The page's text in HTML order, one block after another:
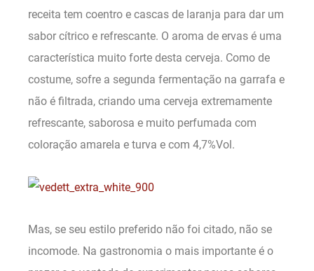
receita tem coentro e cascas de laranja para dar um
sabor cítrico e refrescante. O aroma de ervas é uma
característica muito forte desta cerveja. Como de
costume, sofre a segunda fermentação na garrafa e
não é filtrada, criando uma cerveja extremamente
refrescante, saborosa e muito perfumada com
coloração amarela e turva e com 4,7%Vol.
Mas, se seu estilo preferido não foi citado, não se
incomode. Na gastronomia o mais importante é o